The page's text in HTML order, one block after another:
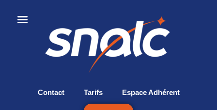
Contact Tarifs Espace Adhérent